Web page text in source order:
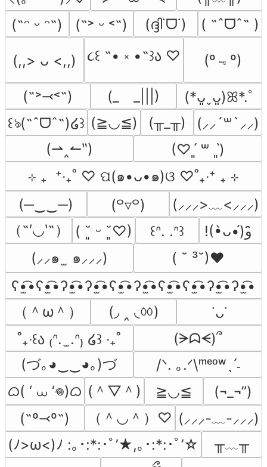
(˶ᵔ ᵕ ᵔ˶)
(˶˃ ᵕ ˂˶) (ദ്ദി˙ᗜ˙) ( ˶ˆᗜˆ˵ )
(,,> ᴗ <,,) ૮꒰ ˶• ༝ •˶꒱ა ♡ (º﹃º)
(˶˃⤙˂˶) (_　_|||)
(*ᴗ͈ˬᴗ͈)ꕤ*.ﾟ
꒰ঌ(˶ˆᗜˆ˵)໒꒱ (≧◡≦) (╥_╥)
(⸝⸝´꒳`⸝⸝)
(⇀‸↼‶)
(♡ˊ͈ ꒳ ˋ͈)
⊹ ₊  ⁺‧₊˚ ♡ ପ(๑•ᴗ•๑)ଓ ♡˚₊‧⁺ ₊ ⊹
(─‿‿─)
(꒪▿꒪)
(⸝⸝⸝>﹏<⸝⸝⸝)
（˶′◡‵˶）
( ˘͈ ᵕ ˘͈♡) ꒰ᐢ. .ᐢ꒱
(⸝⸝๑  ̫ ๑⸝⸝⸝)
( ˘ ³˘)♥
ʕ•̫͡•ʕ•̫͡•ʔ•̫͡•ʔ•̫͡•ʕ•̫͡•ʔ•̫͡•ʕ•̫͡•ʕ•̫͡•ʔ•̫͡•ʔ•̫͡•
（＾ω＾）
(◞ ‸ ◟ㆀ)
˙ᴗ˙
˚₊‧꒰ა ₍ᐢ.  ̫.ᐢ₎ ໒꒱ ‧₊˚
(ᗒᗣᗕ)՞
(づ｡◕‿‿◕｡)づ
/ᐠ. ｡.ᐟ\ᵐᵉᵒʷˎˊ˗
ᜊ( ‘ ⩊ ‘𖦹)ᜊ (＾▽＾) ≧◡≦
(¬_¬”)
(˶º⤙º˶)
（＾◡＾）♡ (⸝⸝⸝-﹏-⸝⸝⸝)
(ﾉ>ω<)ﾉ :｡･:*:･ﾟ’★,｡･:*:･ﾟ’☆
╥﹏╥